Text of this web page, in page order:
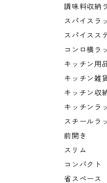
調味料収納
スパイスラ
スパイスス
コンロ横ラ
キッチン用
キッチン雑
キッチン収
キッチンラ
スチールラ
前開き
スリム
コンパクト
省スペース